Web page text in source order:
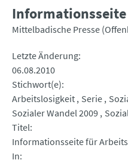
Mittelbadische Presse
Letzte Änderung
06.08.2010
Stichwort(e)
Arbeitslosigkeit Serie
Sozialer Wandel 2009
Titel
Informationsseite für
In